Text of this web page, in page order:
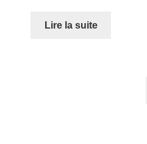
Lire la suite